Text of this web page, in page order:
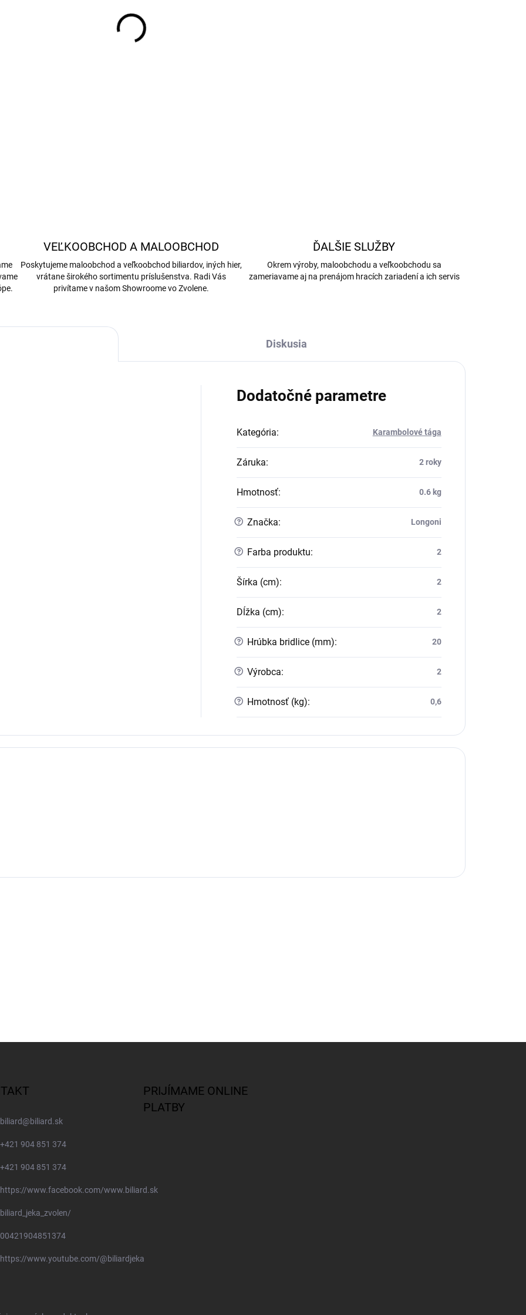
VEĽKOOBCHOD A MALOOBCHOD
Poskytujeme maloobchod a veľkoobchod biliardov, iných hier,
vrátane širokého sortimentu príslušenstva. Radi Vás
privítame v našom Showroome vo Zvolene.
ĎALŠIE SLUŽBY
Okrem výroby, maloobchodu a veľkoobchodu sa
zameriavame aj na prenájom hracích zariadení a ich servis
Diskusia
Dodatočné parametre
Kategória: Karambolové tága
Záruka: 2 roky
Hmotnosť: 0.6 kg
? Značka: Longoni
? Farba produktu: 2
Šírka (cm): 2
Dĺžka (cm): 2
? Hrúbka bridlice (mm): 20
? Výrobca: 2
? Hmotnosť (kg): 0,6
biliard@biliard.sk
+421 904 851 374
+421 904 851 374
https://www.facebook.com/www.biliard.sk
biliard_jeka_zvolen/
00421904851374
https://www.youtube.com/@biliardjeka
PRIJÍMAME ONLINE
PLATBY